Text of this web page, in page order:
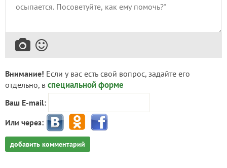
Внимание! Если у вас есть свой вопрос, задайте его
отдельно, в специальной форме
Ваш E-mail:
Или через:
добавить комментарий